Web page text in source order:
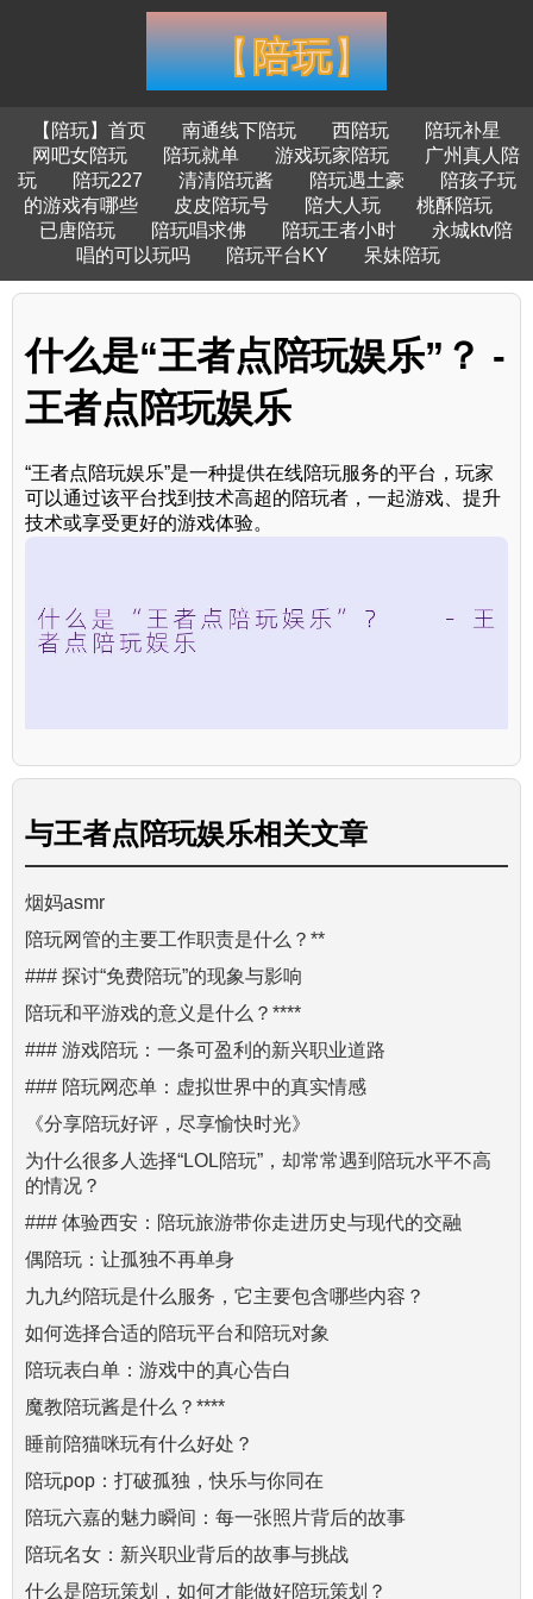
【陪玩】首页 南通线下陪玩 西陪玩
陪玩补星
网吧女陪玩
陪玩就单 游戏玩家陪玩
广州真人陪
玩
陪玩227 清清陪玩酱 陪玩遇土豪
陪孩子玩
的游戏有哪些
皮皮陪玩号 陪大人玩
桃酥陪玩
已唐陪玩
陪玩唱求佛 陪玩王者小时
永城ktv陪
唱的可以玩吗
陪玩平台KY 呆妹陪玩
什么是“王者点陪玩娱乐”？ -
王者点陪玩娱乐
“王者点陪玩娱乐”是一种提供在线陪玩服务的平台，玩家
可以通过该平台找到技术高超的陪玩者，一起游戏、提升
技术或享受更好的游戏体验。
与王者点陪玩娱乐相关文章
烟妈asmr
陪玩网管的主要工作职责是什么？**
### 探讨“免费陪玩”的现象与影响
陪玩和平游戏的意义是什么？****
### 游戏陪玩：一条可盈利的新兴职业道路
### 陪玩网恋单：虚拟世界中的真实情感
《分享陪玩好评，尽享愉快时光》
为什么很多人选择“LOL陪玩”，却常常遇到陪玩水平不高
的情况？
### 体验西安：陪玩旅游带你走进历史与现代的交融
偶陪玩：让孤独不再单身
九九约陪玩是什么服务，它主要包含哪些内容？
如何选择合适的陪玩平台和陪玩对象
陪玩表白单：游戏中的真心告白
魔教陪玩酱是什么？****
睡前陪猫咪玩有什么好处？
陪玩pop：打破孤独，快乐与你同在
陪玩六嘉的魅力瞬间：每一张照片背后的故事
陪玩名女：新兴职业背后的故事与挑战
什么是陪玩策划，如何才能做好陪玩策划？